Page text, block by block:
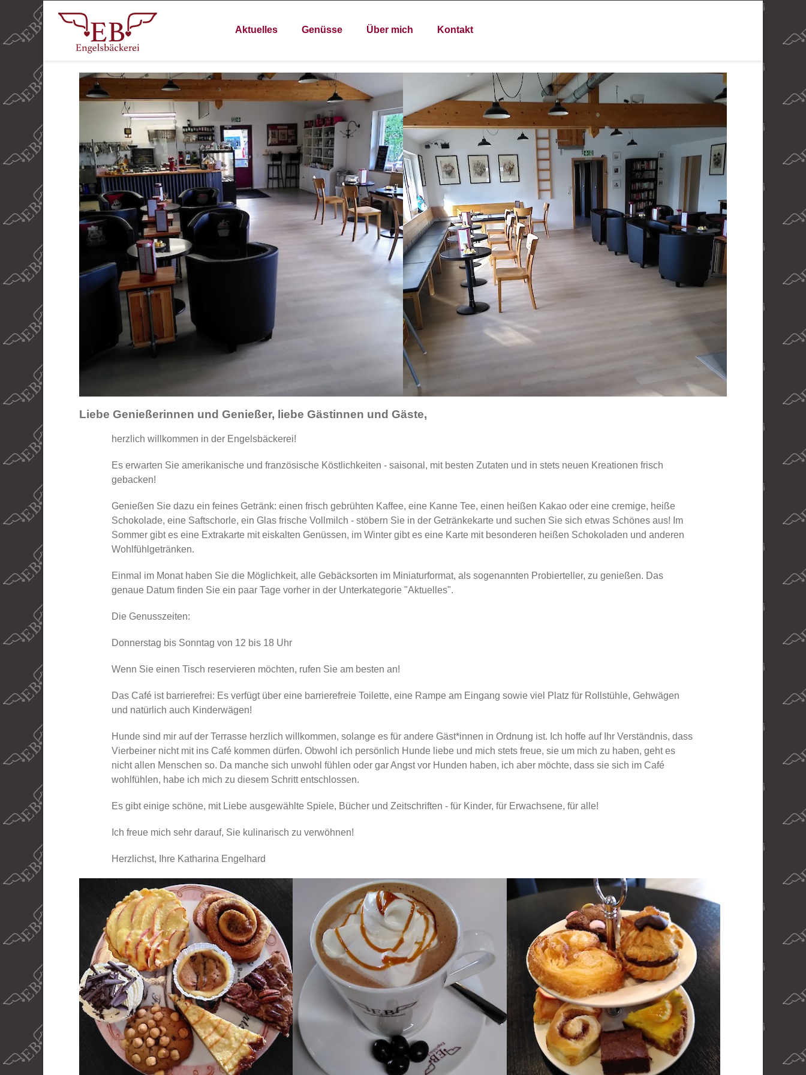
Aktuelles Genüsse Über mich Kontakt
Liebe Genießerinnen und Genießer, liebe Gästinnen und Gäste,
herzlich willkommen in der Engelsbäckerei!
Es erwarten Sie amerikanische und französische Köstlichkeiten - saisonal, mit besten Zutaten und in stets neuen Kreationen frisch
gebacken!
Genießen Sie dazu ein feines Getränk: einen frisch gebrühten Kaffee, eine Kanne Tee, einen heißen Kakao oder eine cremige, heiße
Schokolade, eine Saftschorle, ein Glas frische Vollmilch - stöbern Sie in der Getränkekarte und suchen Sie sich etwas Schönes aus! Im
Sommer gibt es eine Extrakarte mit eiskalten Genüssen, im Winter gibt es eine Karte mit besonderen heißen Schokoladen und anderen
Wohlfühlgetränken.
Einmal im Monat haben Sie die Möglichkeit, alle Gebäcksorten im Miniaturformat, als sogenannten Probierteller, zu genießen. Das
genaue Datum finden Sie ein paar Tage vorher in der Unterkategorie "Aktuelles".
Die Genusszeiten:
Donnerstag bis Sonntag von 12 bis 18 Uhr
Wenn Sie einen Tisch reservieren möchten, rufen Sie am besten an!
Das Café ist barrierefrei: Es verfügt über eine barrierefreie Toilette, eine Rampe am Eingang sowie viel Platz für Rollstühle, Gehwägen
und natürlich auch Kinderwägen!
Hunde sind mir auf der Terrasse herzlich willkommen, solange es für andere Gäst*innen in Ordnung ist. Ich hoffe auf Ihr Verständnis, dass
Vierbeiner nicht mit ins Café kommen dürfen. Obwohl ich persönlich Hunde liebe und mich stets freue, sie um mich zu haben, geht es
nicht allen Menschen so. Da manche sich unwohl fühlen oder gar Angst vor Hunden haben, ich aber möchte, dass sie sich im Café
wohlfühlen, habe ich mich zu diesem Schritt entschlossen.
Es gibt einige schöne, mit Liebe ausgewählte Spiele, Bücher und Zeitschriften - für Kinder, für Erwachsene, für alle!
Ich freue mich sehr darauf, Sie kulinarisch zu verwöhnen!
Herzlichst, Ihre Katharina Engelhard